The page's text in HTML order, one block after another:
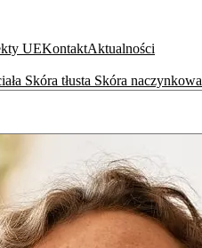
Skóra tłusta Skóra naczynkowa
UEKontaktAktualności